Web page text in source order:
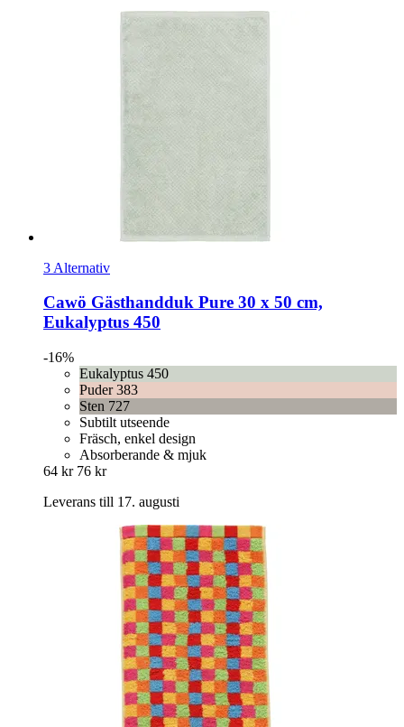
3 Alternativ
Cawö Gästhandduk Pure 30 x 50 cm,
Eukalyptus 450
-16%
Eukalyptus 450
Puder 383
Sten 727
Subtilt utseende
Fräsch, enkel design
Absorberande & mjuk
64 kr 76 kr
Leverans till 17. augusti